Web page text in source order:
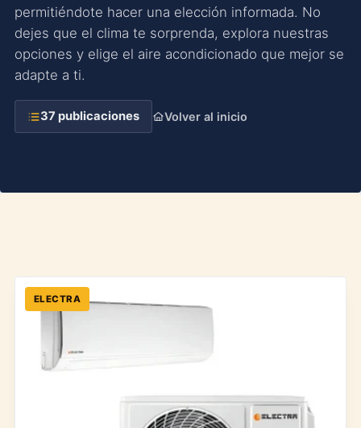
permitiéndote hacer una elección informada. No
dejes que el clima te sorprenda, explora nuestras
opciones y elige el aire acondicionado que mejor se
adapte a ti.
37 publicaciones Volver al inicio
ELECTRA